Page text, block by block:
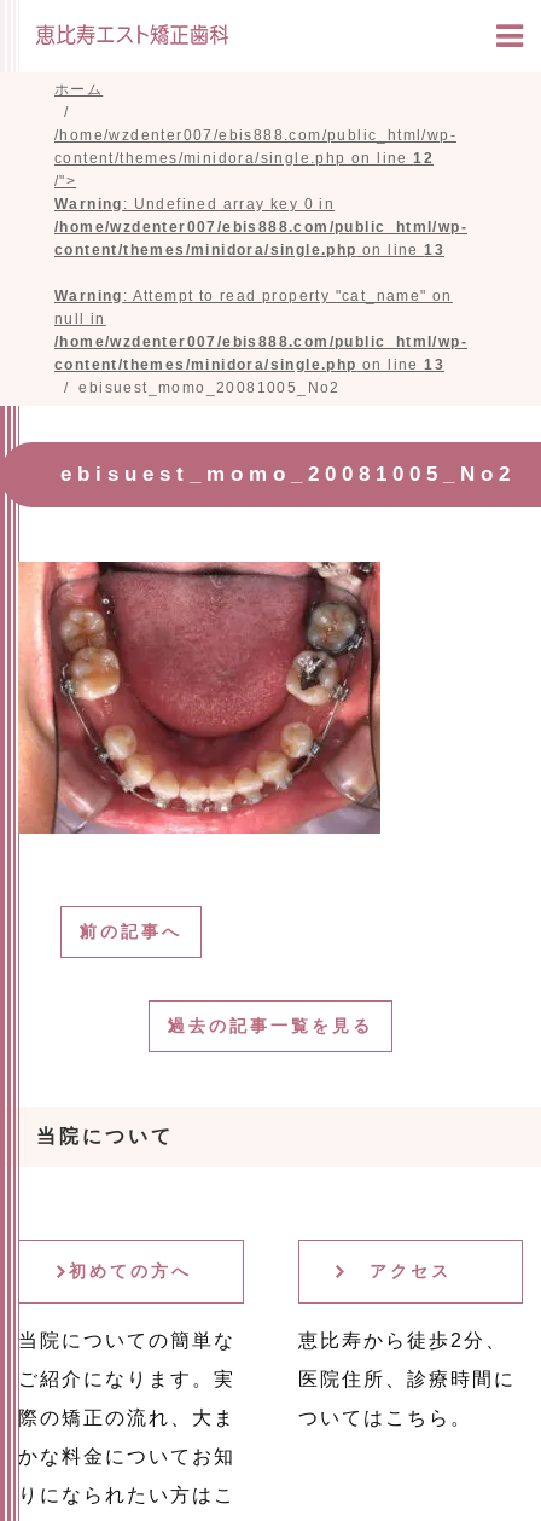
ホーム
/home/wzdenter007/ebis888.com/public_html/wp-
content/themes/minidora/single.php on line12
/">
Warning : Undefined array key 0 in
/home/wzdenter007/ebis888.com/public_html/wp-
content/themes/minidora/single.php on line13
Warning : Attempt to read property "cat_name" on
null in
/home/wzdenter007/ebis888.com/public_html/wp-
content/themes/minidora/single.php on line13
ebisuest_momo_20081005_No2
ebisuest_momo_20081005_No2
前の記事へ
過去の記事一覧を見る
当院について
初めての方へ
当院についての簡単な
ご紹介になります。実
際の矯正の流れ、大ま
かな料金についてお知
りになられたい方はこ
アクセス
恵比寿から徒歩2分、
医院住所、診療時間に
ついてはこちら。